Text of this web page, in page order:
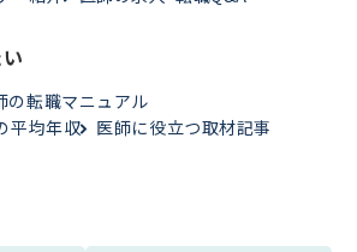
の転職マニュアル
平均年収
医師に役立つ取材記事